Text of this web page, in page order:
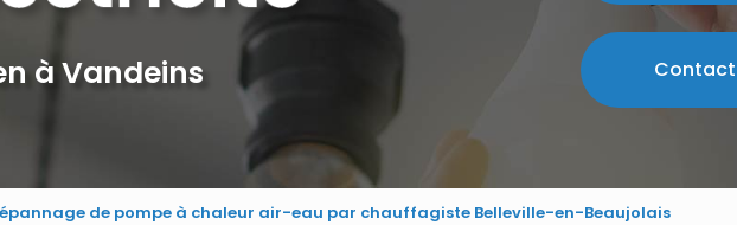
à Vandeins
de pompe à chaleur air-eau par chauffagiste Belleville-en-Beaujolais